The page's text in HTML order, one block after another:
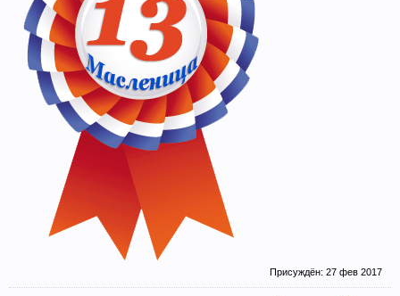
Присуждён: 27 фев 2017